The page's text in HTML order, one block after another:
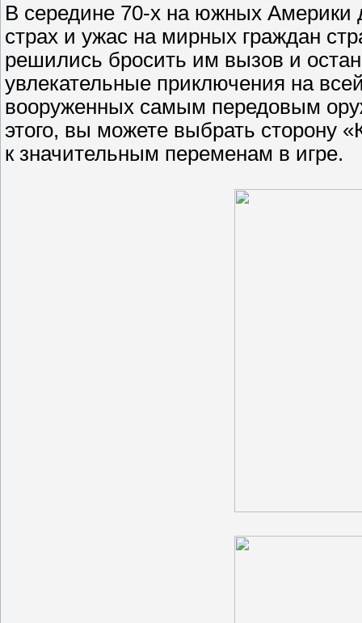
В середине 70-х на южных Америки
страх и ужас на мирных граждан
решились бросить им вызов и
увлекательные приключения на
вооруженных самым передовым
этого, вы можете выбрать сторону
к значительным переменам в игре.